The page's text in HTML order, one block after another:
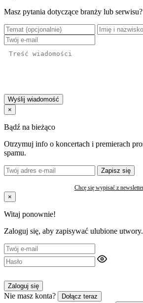
Masz pytania dotyczące branży lub serwisu?
Wyślij wiadomość
×
Bądź na bieżąco
Otrzymuj info o koncertach i premierach
spamu.
Zapisz się
Chcę się wypisać z
×
Witaj ponownie!
Zaloguj się, aby zapisywać ulubione utwory.
Zaloguj się
Nie masz konta? Dołącz teraz